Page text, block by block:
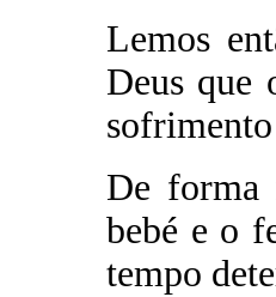
Lemos
Deus que
De forma
bebé e o
tempo